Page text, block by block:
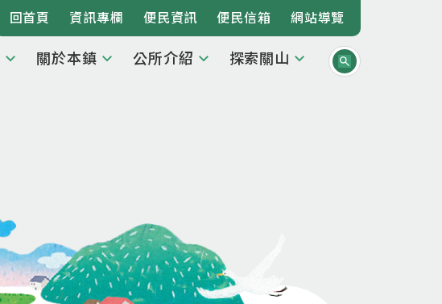
回首頁 資訊專欄 便民資訊 便民信箱 網站導覽
關於本鎮 公所介紹 探索關山